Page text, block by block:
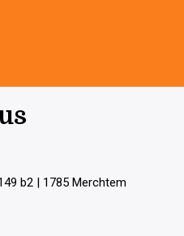
b2 | 1785 Merchtem